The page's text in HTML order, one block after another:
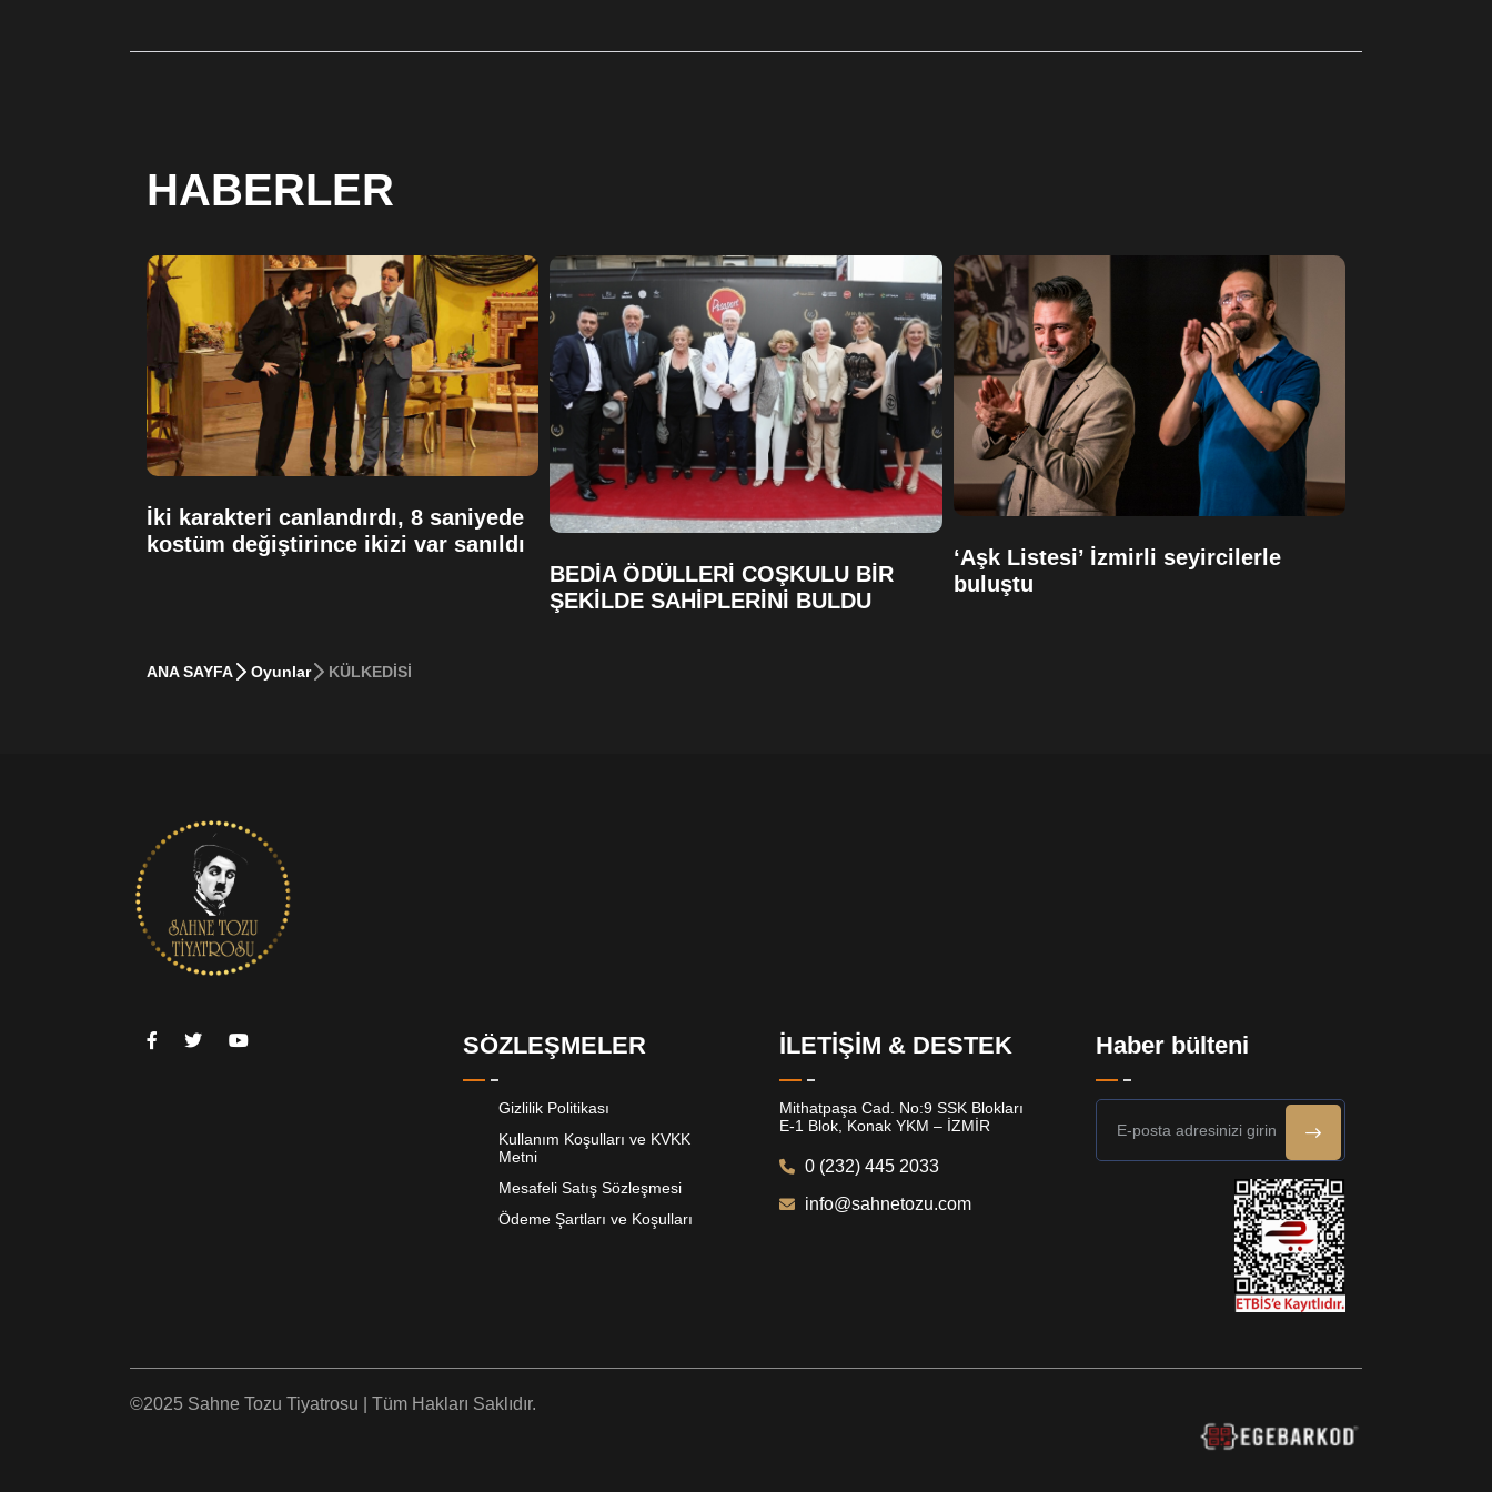
HABERLER
İki karakteri canlandırdı, 8 saniyede
kostüm değiştirince ikizi var sanıldı
BEDİA ÖDÜLLERİ COŞKULU BİR
ŞEKİLDE SAHİPLERİNİ BULDU
‘Aşk Listesi’ İzmirli seyircilerle
buluştu
ANA SAYFA Oyunlar KÜLKEDİSİ
SÖZLEŞMELER
Gizlilik Politikası
Kullanım Koşulları ve KVKK
Metni
Mesafeli Satış Sözleşmesi
Ödeme Şartları ve Koşulları
İLETİŞİM & DESTEK
Mithatpaşa Cad. No:9 SSK Blokları
E-1 Blok, Konak YKM – İZMİR
0 (232) 445 2033
info@sahnetozu.com
Haber bülteni
©2025 Sahne Tozu Tiyatrosu | Tüm Hakları Saklıdır.